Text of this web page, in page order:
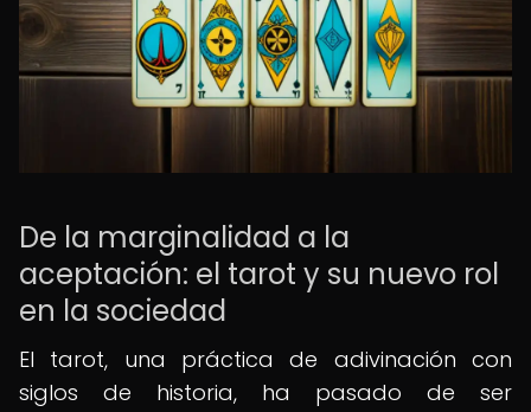
De la marginalidad a la
aceptación: el tarot y su nuevo rol
en la sociedad
El tarot, una práctica de adivinación con
siglos de historia, ha pasado de ser